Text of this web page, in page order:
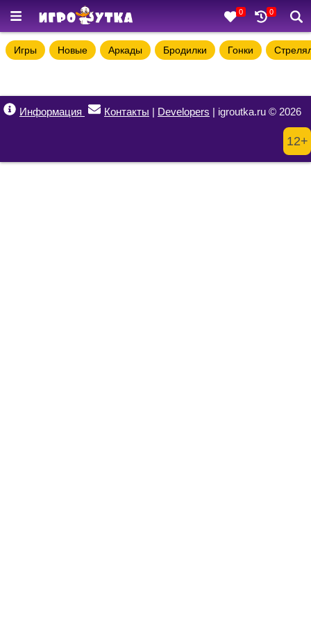
0 0
Игры Новые Аркады Бродилки Гонки
Информация Контакты | Developers | igroutka.ru © 2026
12+